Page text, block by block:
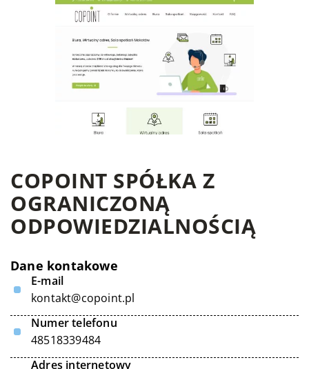
COPOINT SPÓŁKA Z
OGRANICZONĄ
ODPOWIEDZIALNOŚCIĄ
Dane kontakowe
E-mail
kontakt@copoint.pl
Numer telefonu
48518339484
Adres internetowy